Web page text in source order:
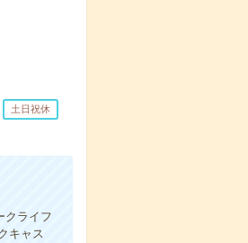
土日祝休
クライフ
キャス